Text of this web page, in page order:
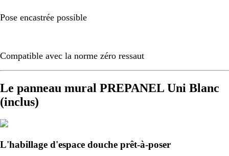
Pose encastrée possible
Compatible avec la norme zéro ressaut
Le panneau mural PREPANEL Uni Blanc
(inclus)
L'habillage d'espace douche prêt-à-poser